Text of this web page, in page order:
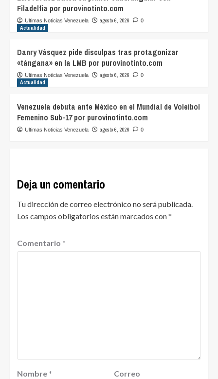
Filadelfia por purovinotinto.com
Ultimas Noticias Venezuela agosto 6, 2026 0
Actualidad
Danry Vásquez pide disculpas tras protagonizar
«tángana» en la LMB por purovinotinto.com
Ultimas Noticias Venezuela agosto 6, 2026 0
Actualidad
Venezuela debuta ante México en el Mundial de Voleibol
Femenino Sub-17 por purovinotinto.com
Ultimas Noticias Venezuela agosto 6, 2026 0
Deja un comentario
Tu dirección de correo electrónico no será publicada.
Los campos obligatorios están marcados con*
Comentario *
Nombre * Correo